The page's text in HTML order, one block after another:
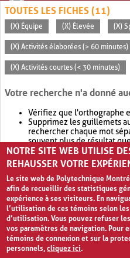
TOUTES LES FICHES (11)
(X) Équipe (X) Élevée (X)
(X) Activités élaborées (> 60 minutes)
(X) Activités courtes (< 30 minutes)
Votre recherche n'a donné
Vérifiez que l'orthographe
Supprimez les guillemets
rechercher chaque mot
souvent plus de résultat
Envisagez d'élargir votre
retournera souvent plus
NOTRE SITE WEB UTILISE
REHAUSSER VOTRE
Le site web de Polytechnique
afin de recueillir des statistiques
expérience à ses visiteurs. En
l’utilisation de ces témoins selon
d’utilisation. Vous pouvez refuser
vos paramètres de navigation. Pour
témoins de connexion et sur la
personnels,cliquez ici.